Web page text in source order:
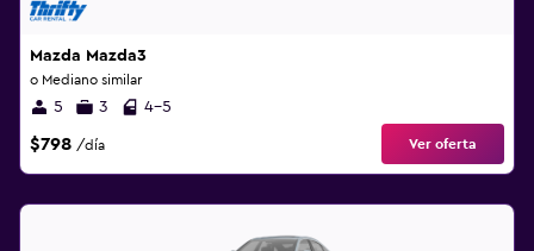
Mazda Mazda3
o Mediano similar
5 3 4-5
$798 /día Ver oferta